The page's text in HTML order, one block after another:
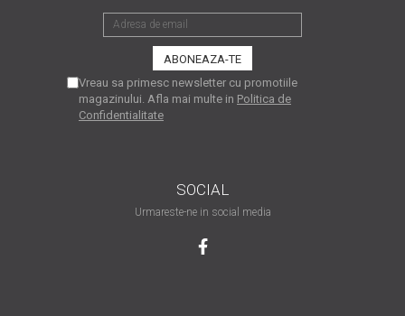
Vreau sa primesc newsletter cu promotiile
magazinului. Afla mai multe in Politica de
Confidentialitate
SOCIAL
Urmareste-ne in social media